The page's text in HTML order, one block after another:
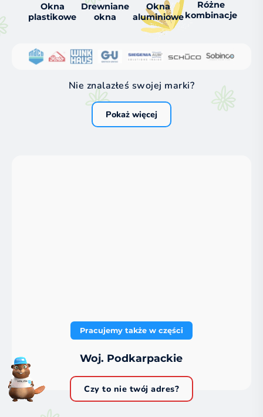
Okna
plastikowe
Drewniane
okna
Okna
aluminiowe
Różne
kombinacje
Nie znalazłeś swojej marki?
Pokaż więcej
Pracujemy także w części
Woj. Podkarpackie
Czy to nie twój adres?